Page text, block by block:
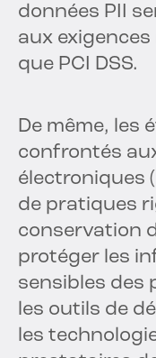
données PII
aux
que PCI DSS.
De même, les
confrontés
électroniques
de pratiques
conservation
protéger les
sensibles des
les outils de
les